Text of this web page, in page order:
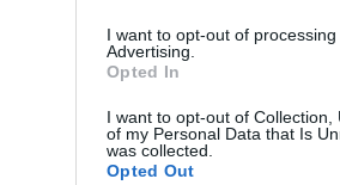
I want to opt-out of
Advertising.
Opted In
I want to opt-out of
of my Personal Data that Is
was collected.
Opted Out
u to šta radiš,
da si glupa ako misliš tako…
Ne voli te kada ništa ne